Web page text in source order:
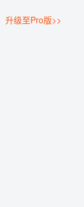
升级至Pro版>>